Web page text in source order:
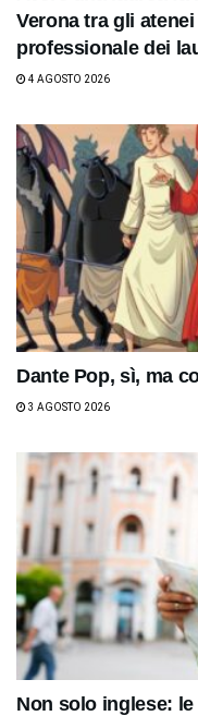
Verona tra gli
professionale dei
4 AGOSTO 2026
Dante Pop, sì, ma
3 AGOSTO 2026
Non solo inglese: